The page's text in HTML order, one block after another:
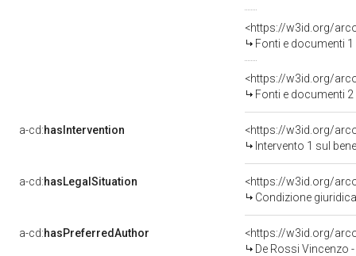
<https://w3id.org/
Fonti e documenti
<https://w3id.org/
Fonti e documenti
a-cd:hasIntervention
<https://w3id.org/
Intervento 1 sul
a-cd:hasLegalSituation
Condizione
a-cd:hasPreferredAuthor
<https://w3id.org/
De Rossi Vincenzo